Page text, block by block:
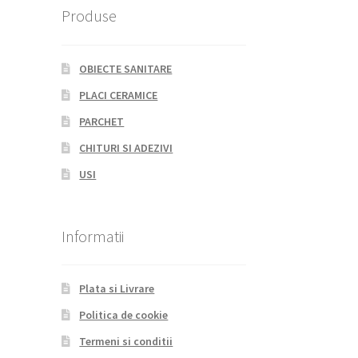
Produse
OBIECTE SANITARE
PLACI CERAMICE
PARCHET
CHITURI SI ADEZIVI
USI
Informatii
Plata si Livrare
Politica de cookie
Termeni si conditii